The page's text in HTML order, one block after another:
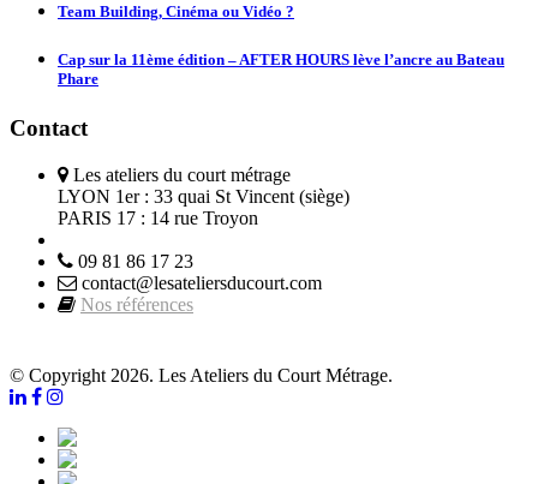
Team Building, Cinéma ou Vidéo ?
Cap sur la 11ème édition – AFTER HOURS lève l’ancre au Bateau
Phare
Contact
Les ateliers du court métrage
LYON 1er : 33 quai St Vincent (siège)
PARIS 17 : 14 rue Troyon
09 81 86 17 23
contact@lesateliersducourt.com
Nos références
© Copyright 2026. Les Ateliers du Court Métrage.